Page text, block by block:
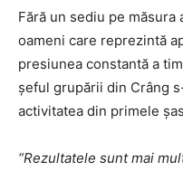
Fără un sediu pe
oameni care reprezintă
presiunea constantă a
şeful grupării din Crâng
activitatea din primele
“Rezultatele sunt mai